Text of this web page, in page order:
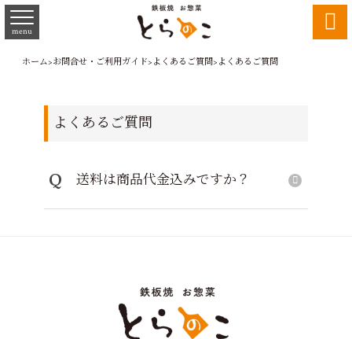
menu 
ホーム>お問合せ・ご利用ガイド> よくあるご質問> よくあるご質問
よくあるご質問
Q 送料は商品代金込みですか？